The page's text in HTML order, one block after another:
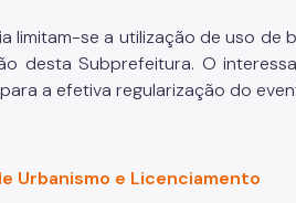
limitam-se a utilização de uso de
desta Subprefeitura. O
a efetiva regularização do
Urbanismo e Licenciamento